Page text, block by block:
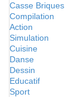
Casse Briques
Compilation
Action
Simulation
Cuisine
Danse
Dessin
Educatif
Sport